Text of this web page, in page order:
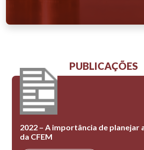
PUBLICAÇÕES
2022 – A importância de planejar
da CFEM